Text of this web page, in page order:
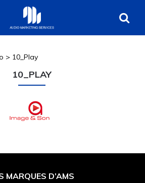
Audio
Marketing
> 10_Play
10_PLAY
MARQUES D’AMS